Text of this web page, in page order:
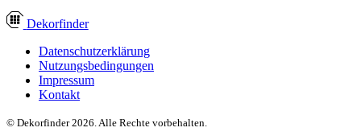
Dekorfinder
Datenschutzerklärung
Nutzungsbedingungen
Impressum
Kontakt
© Dekorfinder 2026. Alle Rechte vorbehalten.